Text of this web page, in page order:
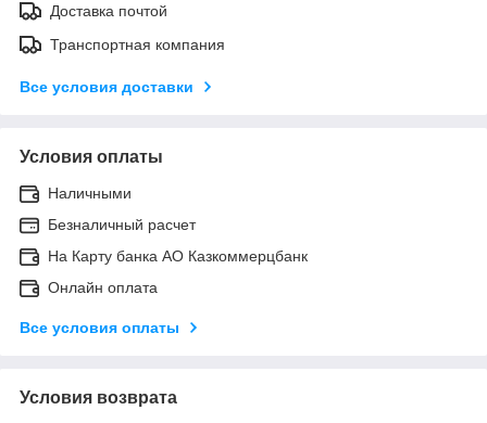
Доставка почтой
Транспортная компания
Все условия доставки
Условия оплаты
Наличными
Безналичный расчет
На Карту банка АО Казкоммерцбанк
Онлайн оплата
Все условия оплаты
Условия возврата